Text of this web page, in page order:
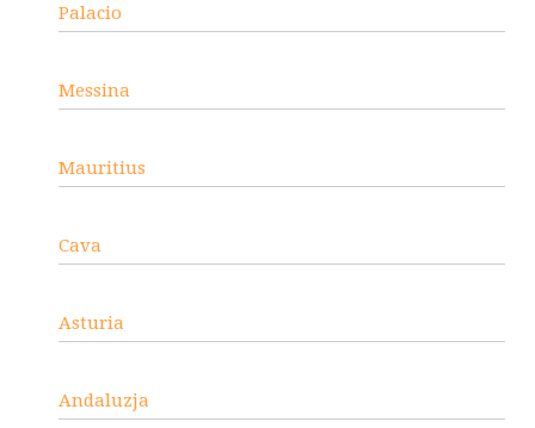
Palacio
Messina
Mauritius
Cava
Asturia
Andaluzja